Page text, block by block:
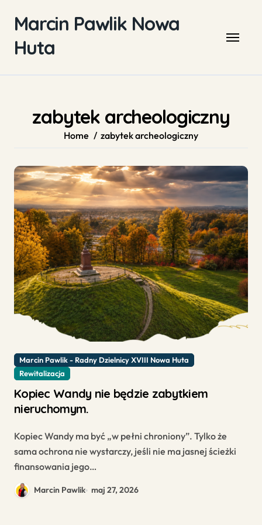
contentMarcin Pawlik Nowa
Huta
zabytek archeologiczny
Home zabytek archeologiczny
Marcin Pawlik - Radny Dzielnicy XVIII Nowa Huta
Rewitalizacja
Kopiec Wandy nie będzie zabytkiem
nieruchomym.
Kopiec Wandy ma być „w pełni chroniony”. Tylko że
sama ochrona nie wystarczy, jeśli nie ma jasnej ścieżki
finansowania jego…
Marcin Pawlik maj 27, 2026